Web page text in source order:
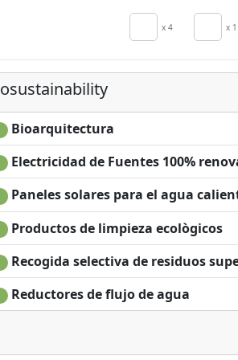
Kitchenette
secador de pelo
Terrace
x 4 x 1
Bioarquitectura
Electricidad de Fuentes 100%
Paneles solares para el agua
Productos de limpieza ecològicos
Recogida selectiva de residuos
Reductores de flujo de agua